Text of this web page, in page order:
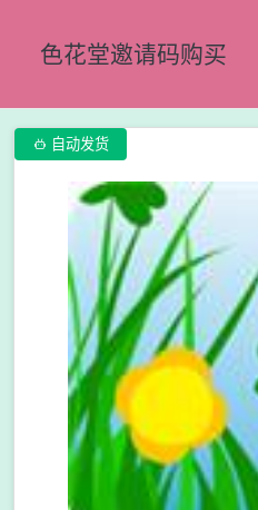
色花堂邀请码购买
 自动发货